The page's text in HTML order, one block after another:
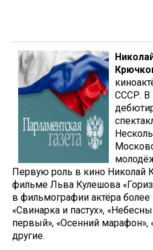
СССР. В
Первую роль в кино Николай
фильме Льва Кулешова
в фильмографии актёра более
«Свинарка и пастух»,
первый», «Осенний марафон»,
другие.